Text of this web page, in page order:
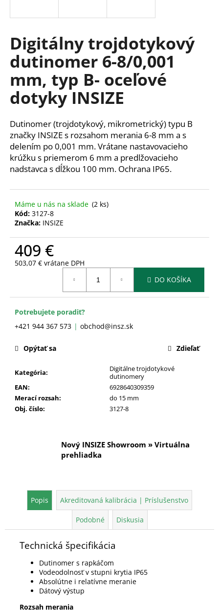
Digitálny trojdotykový
dutinomer 6-8/0,001
mm, typ B- oceľové
dotyky INSIZE
Dutinomer (trojdotykový, mikrometrický)typu B
značky INSIZE s rozsahom merania 6-8 mm a s
delením po 0,001 mm.Vrátane nastavovacieho
krúžku s priemerom 6 mm a predlžovacieho
nadstavca s dĺžkou 100 mm. Ochrana IP65.
Máme u nás na sklade (2 ks)
Kód: 3127-8
Značka: INSIZE
409 €
503,07 € vrátane DPH
DO KOŠÍKA
Potrebujete poradiť?
+421 944 367 573
obchod@insz.sk
Kategória:
Digitálne trojdotykové
dutinomery
EAN:
6928640309359
Merací rozsah:
do 15 mm
Obj. číslo: 3127-8
Opýtať sa Zdieľať
Nový INSIZE Showroom » Virtuálna
prehliadka
Popis Akreditovaná kalibrácia | Príslušenstvo
Podobné Diskusia
Technická špecifikácia
Dutinomer s rapkáčom
Vodeodolnosť v stupni krytia IP65
Absolútne i relatívne meranie
Dátový výstup
Rozsah merania
s
ť
?
O
d
o
ú
m
e